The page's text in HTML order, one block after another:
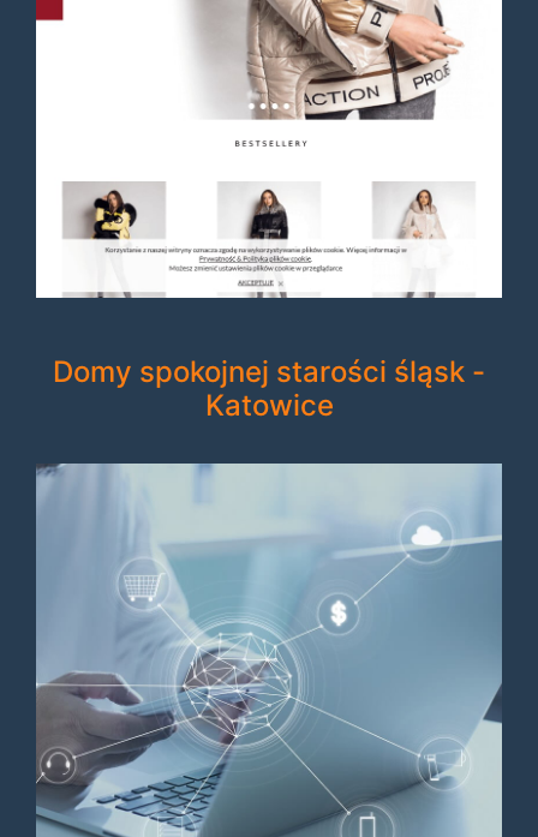
Domy spokojnej starości śląsk -
Katowice